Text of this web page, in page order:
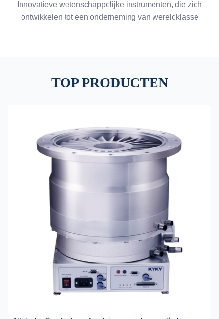
Innovatieve wetenschappelijke instrumenten, die zich
ontwikkelen tot een onderneming van wereldklasse
TOP PRODUCTEN